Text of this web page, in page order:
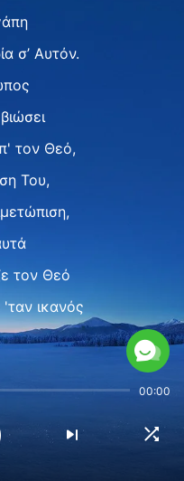
σ’ Αυτόν.
τον Θεό,
Του,
τον Θεό
ικανός
αληθινά.
00:00